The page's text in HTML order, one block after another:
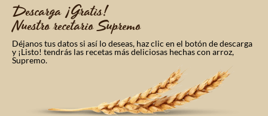
Descarga ¡Gratis!
Nuestro recetario Supremo
Déjanos tus datos si así lo deseas, haz clic en el botón de descarga
y ¡Listo! tendrás las recetas más deliciosas hechas con arroz,
Supremo.